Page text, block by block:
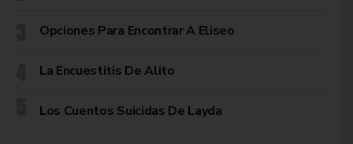
Opciones Para Encontrar A Eliseo
La Encuestitis De Alito
Los Cuentos Suicidas De Layda